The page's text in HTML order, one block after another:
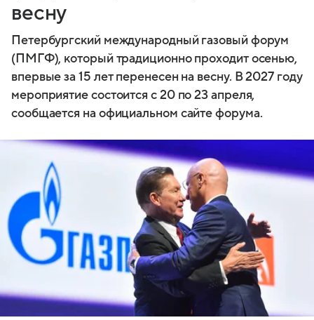
весну
Петербургский международный газовый форум
(ПМГФ), который традиционно проходит осенью,
впервые за 15 лет перенесен на весну. В 2027 году
мероприятие состоится с 20 по 23 апреля,
сообщается на официальном сайте форума.